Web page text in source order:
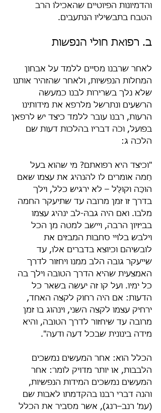
והדמיונות הפיוטיים שהאכילוֹ הרב
הטבח בתבשיליו הנתעבים.
ב. רפואת חולי הנפשות
לאחר שרבנו מסיים ללמד על אבחון
המחלות הנפשיות, ולאחר שהזהיר אותנו
שלא נלך בשרירות לבנו כמעשה
הרשעים ונתרשל מלרפא את מידותינו
הרעות, רבנו עובר ללמד כיצד יש לרפאן
בפועל, וכֹה דבריו בהלכות דעות שם
הלכה ג:
"וכיצד היא רפואתם? מי שהוא בעל
חֵמה אומרים לו להנהיג את עצמו שאם
הוּכָּה וקוּלָּל – לא ירגיש כלל, וילך
בדרך זו זמן מרובה עד שתיעקר החמה
מלבו. ואם היה גבהּ-לב ינהיג עצמו
בביזיון הרבה, ויישב למטה מן הכל
וילבש בלויי סחבות המבזים את
לובשיהם וכיוצא בדברים אלו, עד
שייעקר גובה הלב ממנו ויחזור לדרך
האמצעית שהיא הדרך הטובה וילך בה
כל ימיו. ועל קו זה יעשה בשאר כל
הדעות: אם היה רחוק לקצה האחד,
ירחיק עצמו לקצה השני, וינהוג בו זמן
מרובה עד שיחזור לדרך הטובה, והיא
מידה בינונית שבכל דעה ודעה".
הכלל הוא: אחר המעשים נמשכים
הלבבות, או יותר מדויק לומר: אחר
המעשים נמשכים המידות הנפשיות,
והנה דברי רבנו בהקדמתו לאבות שם
(עמ' רנב–רנג), אשר מסביר את הכלל